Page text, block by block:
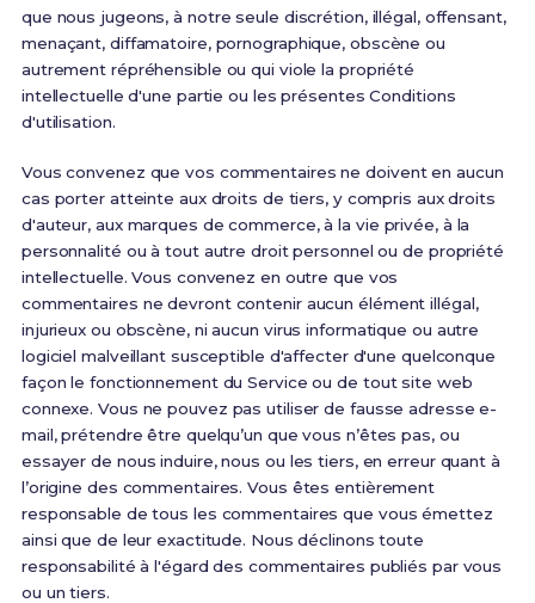
que nous jugeons, à notre seule discrétion, illégal, offensant,
menaçant, diffamatoire, pornographique, obscène ou
autrement répréhensible ou qui viole la propriété
intellectuelle d'une partie ou les présentes Conditions
d'utilisation.
Vous convenez que vos commentaires ne doivent en aucun
cas porter atteinte aux droits de tiers, y compris aux droits
d'auteur, aux marques de commerce, à la vie privée, à la
personnalité ou à tout autre droit personnel ou de propriété
intellectuelle. Vous convenez en outre que vos
commentaires ne devront contenir aucun élément illégal,
injurieux ou obscène, ni aucun virus informatique ou autre
logiciel malveillant susceptible d'affecter d'une quelconque
façon le fonctionnement du Service ou de tout site web
connexe. Vous ne pouvez pas utiliser de fausse adresse e-
mail, prétendre être quelqu’un que vous n’êtes pas, ou
essayer de nous induire, nous ou les tiers, en erreur quant à
l’origine des commentaires. Vous êtes entièrement
responsable de tous les commentaires que vous émettez
ainsi que de leur exactitude. Nous déclinons toute
responsabilité à l'égard des commentaires publiés par vous
ou un tiers.